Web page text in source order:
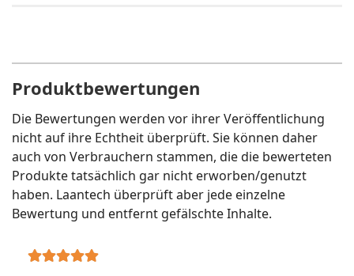
Produktbewertungen
Die Bewertungen werden vor ihrer Veröffentlichung
nicht auf ihre Echtheit überprüft. Sie können daher
auch von Verbrauchern stammen, die die bewerteten
Produkte tatsächlich gar nicht erworben/genutzt
haben. Laantech überprüft aber jede einzelne
Bewertung und entfernt gefälschte Inhalte.